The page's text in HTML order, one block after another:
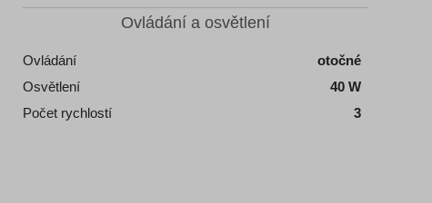
Ovládání a osvětlení
Ovládání
otočné
Osvětlení
40 W
Počet rychlostí
3